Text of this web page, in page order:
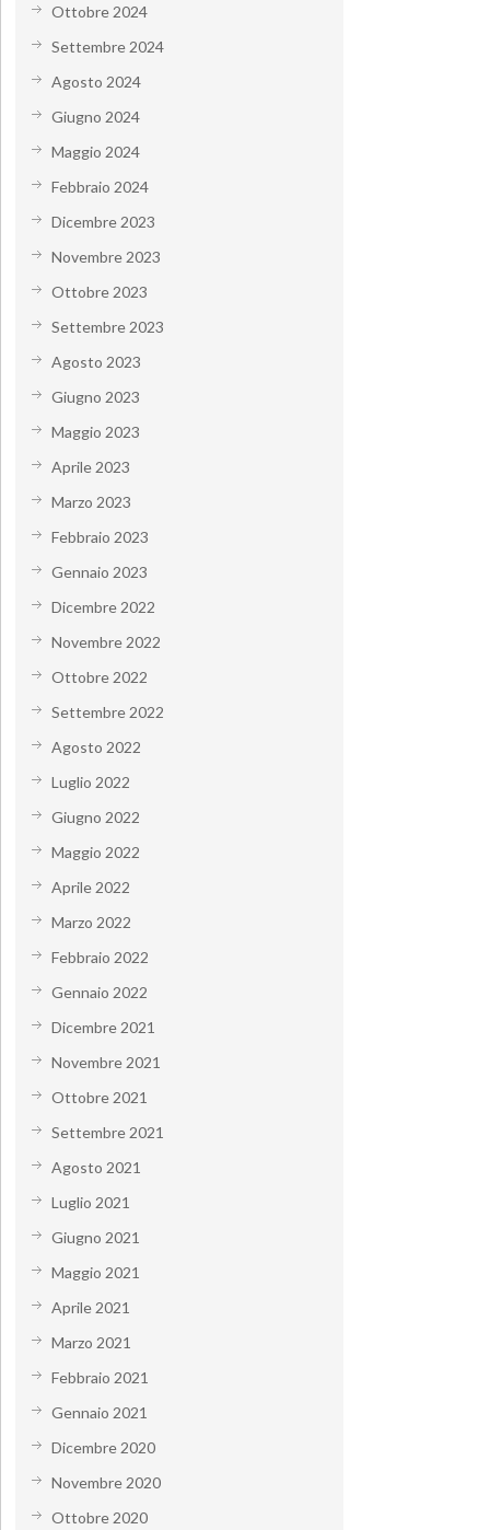
Ottobre 2024
Settembre 2024
Agosto 2024
Giugno 2024
Maggio 2024
Febbraio 2024
Dicembre 2023
Novembre 2023
Ottobre 2023
Settembre 2023
Agosto 2023
Giugno 2023
Maggio 2023
Aprile 2023
Marzo 2023
Febbraio 2023
Gennaio 2023
Dicembre 2022
Novembre 2022
Ottobre 2022
Settembre 2022
Agosto 2022
Luglio 2022
Giugno 2022
Maggio 2022
Aprile 2022
Marzo 2022
Febbraio 2022
Gennaio 2022
Dicembre 2021
Novembre 2021
Ottobre 2021
Settembre 2021
Agosto 2021
Luglio 2021
Giugno 2021
Maggio 2021
Aprile 2021
Marzo 2021
Febbraio 2021
Gennaio 2021
Dicembre 2020
Novembre 2020
Ottobre 2020